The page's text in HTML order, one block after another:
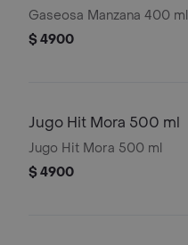
Gaseosa Manzana 400 ml
$ 4900
Jugo Hit Mora 500 ml
Jugo Hit Mora 500 ml
$ 4900